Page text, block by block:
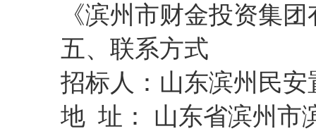
《滨州市财金投资集
五、联系方式
招标人：山东滨州民
地 址： 山东省滨州市